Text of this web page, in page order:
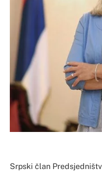
Srpski član